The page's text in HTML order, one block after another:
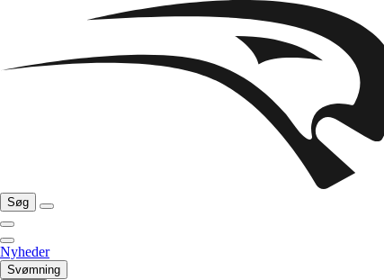
Søg
Nyheder
Svømning